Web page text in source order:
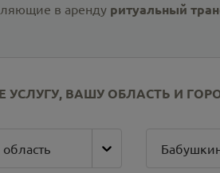
в аренду ритуальный
УСЛУГУ, ВАШУ ОБЛАСТЬ И